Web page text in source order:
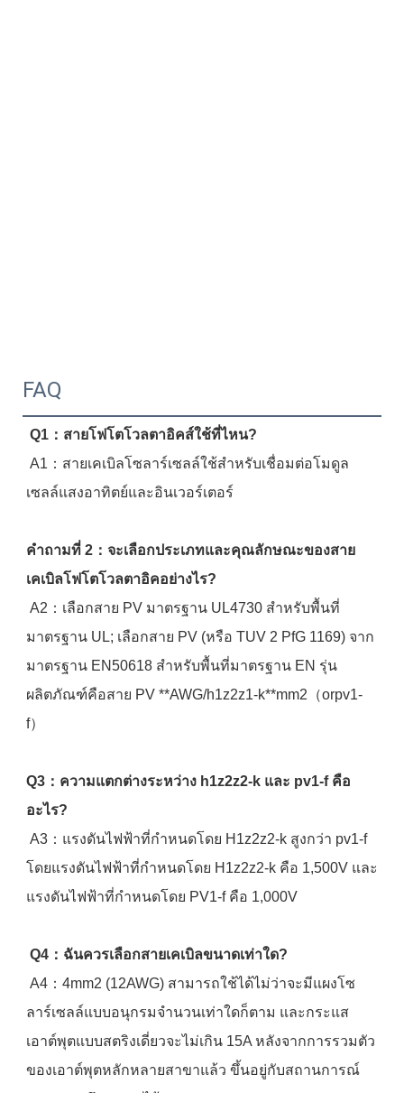
FAQ
Q1：สายโฟโตโวลตาอิคส์ใช้ที่ไหน?
เซลล์แสงอาทิตย์และอินเวอร์เตอร์
คำถามที่ 2：จะเลือกประเภทและคุณลักษณะของสาย
เคเบิลโฟโตโวลตาอิคอย่างไร?
มาตรฐาน UL; เลือกสาย PV (หรือ TUV 2 PfG 1169) จาก
มาตรฐาน EN50618 สำหรับพื้นที่มาตรฐาน EN รุ่น
ผลิตภัณฑ์คือสาย PV **AWG/h1z2z1-k**mm2（orpv1-
f）
Q3：ความแตกต่างระหว่าง h1z2z2-k และ pv1-f คือ
อะไร?
โดยแรงดันไฟฟ้าที่กำหนดโดย H1z2z2-k คือ 1,500V และ
แรงดันไฟฟ้าที่กำหนดโดย PV1-f คือ 1,000V
Q4：ฉันควรเลือกสายเคเบิลขนาดเท่าใด?
ลาร์เซลล์แบบอนุกรมจำนวนเท่าใดก็ตาม และกระแส
เอาต์พุตแบบสตริงเดี่ยวจะไม่เกิน 15A หลังจากการรวมตัว
ของเอาต์พุตหลักหลายสาขาแล้ว ขึ้นอยู่กับสถานการณ์